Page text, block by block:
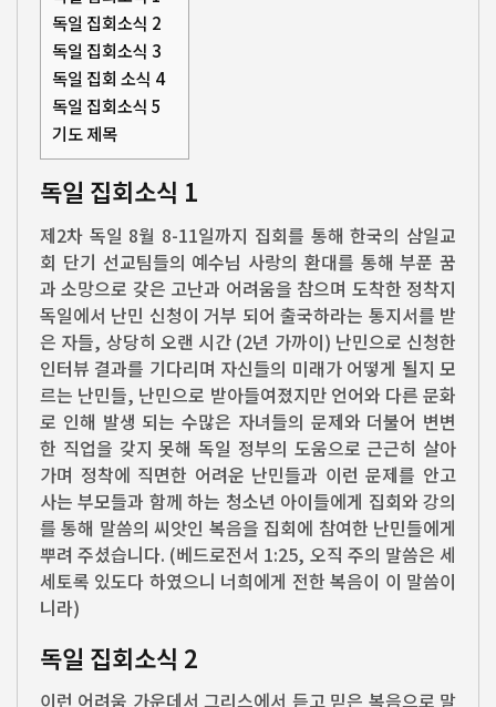
독일 집회소식 2
독일 집회소식 3
독일 집회 소식 4
독일 집회소식 5
기도 제목
독일 집회소식 1
제2차 독일 8월 8-11일까지 집회를 통해 한국의 삼일교
회 단기 선교팀들의 예수님 사랑의 환대를 통해 부푼 꿈
과 소망으로 갖은 고난과 어려움을 참으며 도착한 정착지
독일에서 난민 신청이 거부 되어 출국하라는 통지서를 받
은 자들, 상당히 오랜 시간 (2년 가까이) 난민으로 신청한
인터뷰 결과를 기다리며 자신들의 미래가 어떻게 될지 모
르는 난민들, 난민으로 받아들여졌지만 언어와 다른 문화
로 인해 발생 되는 수많은 자녀들의 문제와 더불어 변변
한 직업을 갖지 못해 독일 정부의 도움으로 근근히 살아
가며 정착에 직면한 어려운 난민들과 이런 문제를 안고
사는 부모들과 함께 하는 청소년 아이들에게 집회와 강의
를 통해 말씀의 씨앗인 복음을 집회에 참여한 난민들에게
뿌려 주셨습니다. (베드로전서 1:25, 오직 주의 말씀은 세
세토록 있도다 하였으니 너희에게 전한 복음이 이 말씀이
니라)
독일 집회소식 2
이런 어려움 가운데서 그리스에서 듣고 믿은 복음으로 말